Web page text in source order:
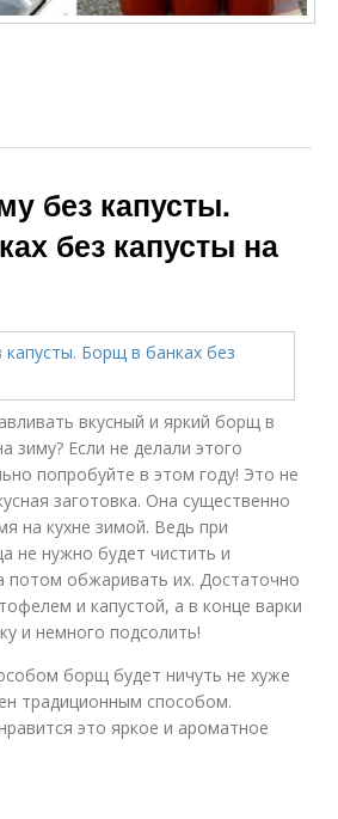
без капусты.
без капусты на
вкусный и яркий борщ в
зиму? Если не делали этого
попробуйте в этом году! Это не
заготовка. Она существенно
на кухне зимой. Ведь при
не нужно будет чистить и
потом обжаривать их. Достаточно
и капустой, а в конце варки
и немного подсолить!
борщ будет ничуть не хуже
традиционным способом.
это яркое и ароматное